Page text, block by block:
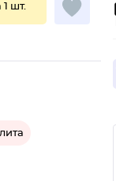
1 шт.